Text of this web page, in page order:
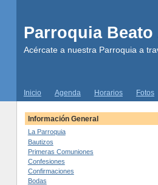
Parroquia
Acércate a nuestra Parroquia a
Inicio Agenda Horarios Fotos
Información General
La Parroquia
Bautizos
Primeras Comuniones
Confesiones
Confirmaciones
Bodas